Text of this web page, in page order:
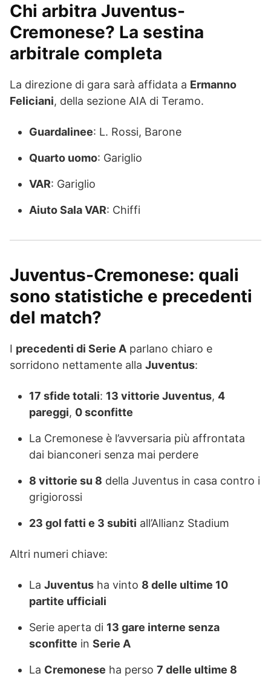
Chi arbitra Juventus-
Cremonese? La sestina
arbitrale completa
La direzione di gara sarà affidata a Ermanno
Feliciani, della sezione AIA di Teramo.
Guardalinee: L. Rossi, Barone
Quarto uomo: Gariglio
VAR: Gariglio
Aiuto Sala VAR: Chiffi
Juventus-Cremonese: quali
sono statistiche e precedenti
del match?
I precedenti di Serie A parlano chiaro e
sorridono nettamente alla Juventus:
17 sfide totali: 13 vittorie Juventus, 4
pareggi, 0 sconfitte
La Cremonese è l’avversaria più affrontata
dai bianconeri senza mai perdere
8 vittorie su 8 della Juventus in casa contro i
grigiorossi
23 gol fatti e 3 subiti all’Allianz Stadium
Altri numeri chiave:
La Juventus ha vinto 8 delle ultime 10
partite ufficiali
Serie aperta di 13 gare interne senza
sconfitte in Serie A
La Cremonese ha perso 7 delle ultime 8